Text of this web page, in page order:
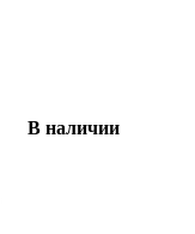
В наличии